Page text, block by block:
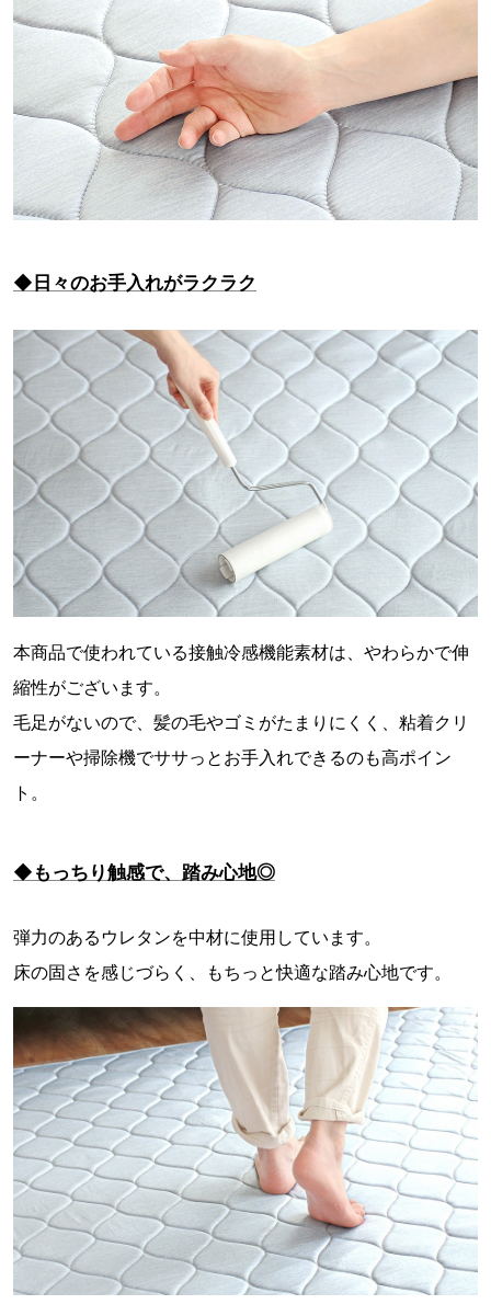
◆日々のお手入れがラクラク
本商品で使われている接触冷感機能素材は、やわらかで伸
縮性がございます。
毛足がないので、髪の毛やゴミがたまりにくく、粘着クリ
ーナーや掃除機でササっとお手入れできるのも高ポイン
ト。
◆もっちり触感で、踏み心地◎
弾力のあるウレタンを中材に使用しています。
床の固さを感じづらく、もちっと快適な踏み心地です。